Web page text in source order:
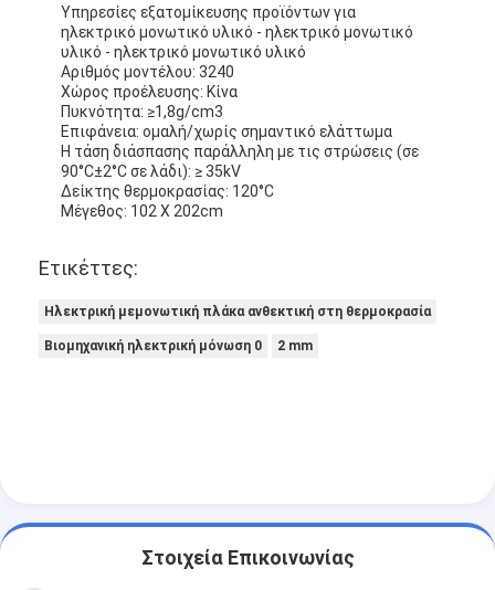
Υπηρεσίες εξατομίκευσης προϊόντων για
ηλεκτρικό μονωτικό υλικό - ηλεκτρικό μονωτικό
υλικό - ηλεκτρικό μονωτικό υλικό
Αριθμός μοντέλου: 3240
Χώρος προέλευσης: Κίνα
Πυκνότητα: ≥1,8g/cm3
Επιφάνεια: ομαλή/χωρίς σημαντικό ελάττωμα
Η τάση διάσπασης παράλληλη με τις στρώσεις (σε
90°C±2°C σε λάδι): ≥ 35kV
Δείκτης θερμοκρασίας: 120°C
Μέγεθος: 102 X 202cm
Ετικέττες:
Ηλεκτρική μεμονωτική πλάκα ανθεκτική στη θερμοκρασία
Βιομηχανική ηλεκτρική μόνωση 0 2 mm
Στοιχεία Επικοινωνίας